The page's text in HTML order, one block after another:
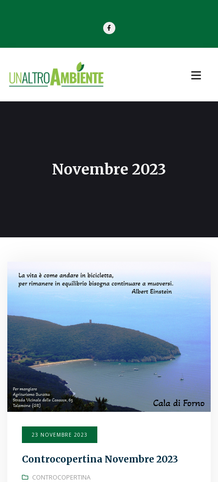
Novembre 2023
23 NOVEMBRE 2023
Controcopertina Novembre 2023
CONTROCOPERTINA